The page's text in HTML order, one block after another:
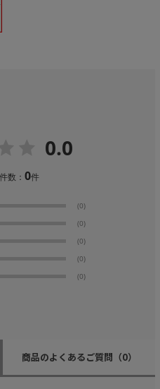
0.0
数：0件
(0)
(0)
(0)
(0)
(0)
商品のよくあるご質問 （0）